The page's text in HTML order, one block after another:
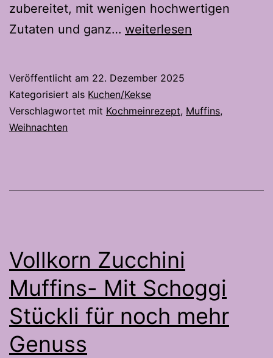
zubereitet, mit wenigen hochwertigen
Zutaten und ganz… Gewürz
Mit
Frischkäse
weiterlesen
Veröffentlicht am 22. Dezember 2025
Kategorisiert als Kuchen/Kekse
Verschlagwortet mit Kochmeinrezept, Muffins,
Weihnachten
Vollkorn Zucchini
Muffins- Mit Schoggi
Stückli für noch mehr
Genuss